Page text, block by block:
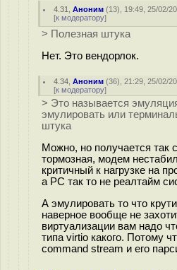
4.31 ,Аноним (13), 19:49, 25/02/
[к модератору]
> Полезная штука
Нет. Это вендорлок.
4.34 ,Аноним (36), 21:29, 25/02/
[к модератору]
> Это называется
эмулировать или
штука
Можно, но получается так
тормозная, модем
критичный к нагрузке на
а PC так то не реалтайм
А эмулировать то что
наверное вообще не
виртуализации вам надо
типа virtio какого. Потому
command stream и его